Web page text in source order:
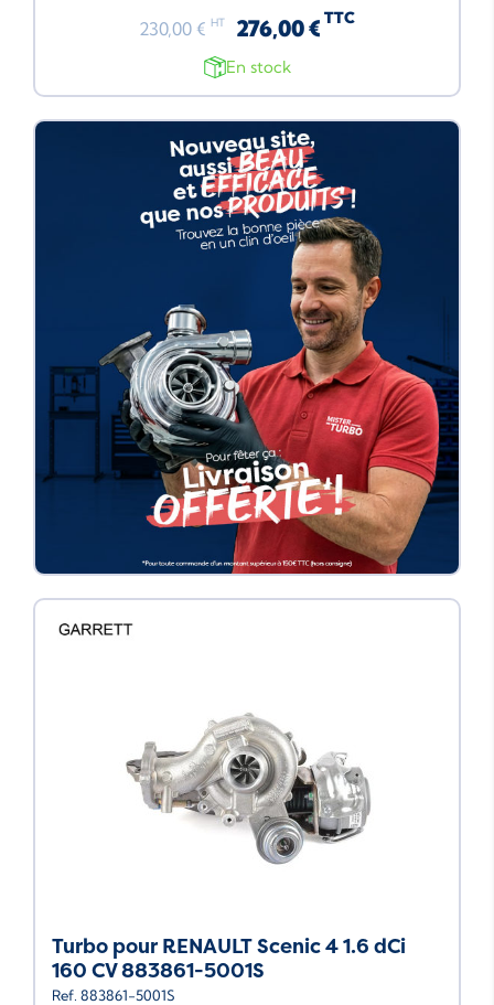
230,00 € HT 276,00 € TTC
En stock
Turbo pour RENAULT Scenic 4 1.6 dCi
160 CV 883861-5001S
Ref. 883861-5001S